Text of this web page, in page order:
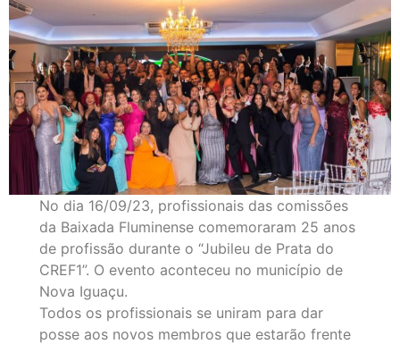
No dia 16/09/23, profissionais das comissões
da Baixada Fluminense comemoraram 25 anos
de profissão durante o “Jubileu de Prata do
CREF1”. O evento aconteceu no município de
Nova Iguaçu.
Todos os profissionais se uniram para dar
posse aos novos membros que estarão frente